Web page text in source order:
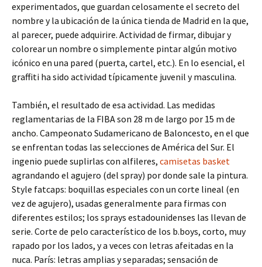
experimentados, que guardan celosamente el secreto del
nombre y la ubicación de la única tienda de Madrid en la que,
al parecer, puede adquirire. Actividad de firmar, dibujar y
colorear un nombre o simplemente pintar algún motivo
icónico en una pared (puerta, cartel, etc.). En lo esencial, el
graffiti ha sido actividad típicamente juvenil y masculina.
También, el resultado de esa actividad. Las medidas
reglamentarias de la FIBA son 28 m de largo por 15 m de
ancho. Campeonato Sudamericano de Baloncesto, en el que
se enfrentan todas las selecciones de América del Sur. El
ingenio puede suplirlas con alfileres, camisetas basket
agrandando el agujero (del spray) por donde sale la pintura.
Style fatcaps: boquillas especiales con un corte lineal (en
vez de agujero), usadas generalmente para firmas con
diferentes estilos; los sprays estadounidenses las llevan de
serie. Corte de pelo característico de los b.boys, corto, muy
rapado por los lados, y a veces con letras afeitadas en la
nuca. París: letras amplias y separadas; sensación de